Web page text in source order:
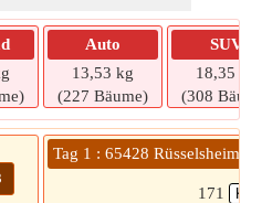
Auto
13,53 kg
(227 Bäume)
SUV
18,35 kg
(308
Tag 1 : 65428 Rüsselsheim
171